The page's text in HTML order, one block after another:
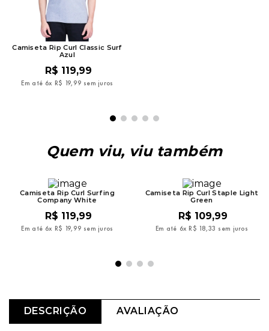
Camiseta Rip Curl Classic Surf
Azul
R$ 119,99
Em até 6x R$ 19, 99 sem juros
Quem viu, viu também
Camiseta Rip Curl Surfing
Company White
R$ 119,99
Em até 6x R$ 19, 99 sem juros
Camiseta Rip Curl Staple Light
Green
R$ 109,99
Em até 6x R$ 18,33 sem juros
DESCRIÇÃO AVALIAÇÃO